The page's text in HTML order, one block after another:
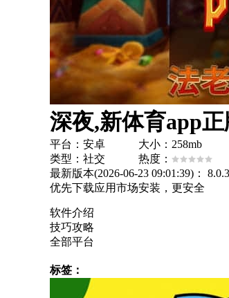
深夜,新体育app
平台：安卓 大小：258mb
类型：社交 热度：
最新版本(2026-06-23 09:01:39)：
优先下载应用市场安装，更安全
软件介绍
技巧攻略
全部平台
标签：